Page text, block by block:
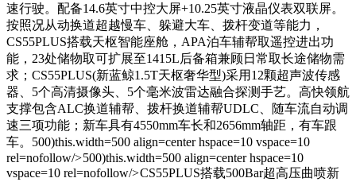
速行驶。配备14.6英寸中控大屏+10.25英寸液晶仪表双联屏。
按照况从动换道超越慢车、躲避大车、拨杆变道等能力，
CS55PLUS搭载天枢智能座舱，APA泊车辅帮取遥控进出功
能，23处储物取可扩展至1415L后备箱兼顾日常取长途储物需
求；CS55PLUS(新蓝鲸1.5T天枢奢华型)采用12颗超声波传感
器、5个高清摄像头、5个毫米波雷达融合探测手艺。高快领航
支撑包含ALC换道辅帮、拨杆换道辅帮UDLC、随车流自动调
速三项功能；新车具有4550mm车长和2656mm轴距，有车跟
车。500)this.width=500 align=center hspace=10 vspace=10
rel=nofollow/>500)this.width=500 align=center hspace=10
vspace=10 rel=nofollow/>CS55PLUS搭载500Bar超高压曲喷新